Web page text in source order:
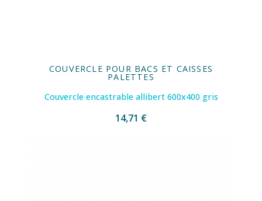
COUVERCLE POUR BACS ET CAISSES
PALETTES
Couvercle encastrable allibert 600x400 gris
14,71 €